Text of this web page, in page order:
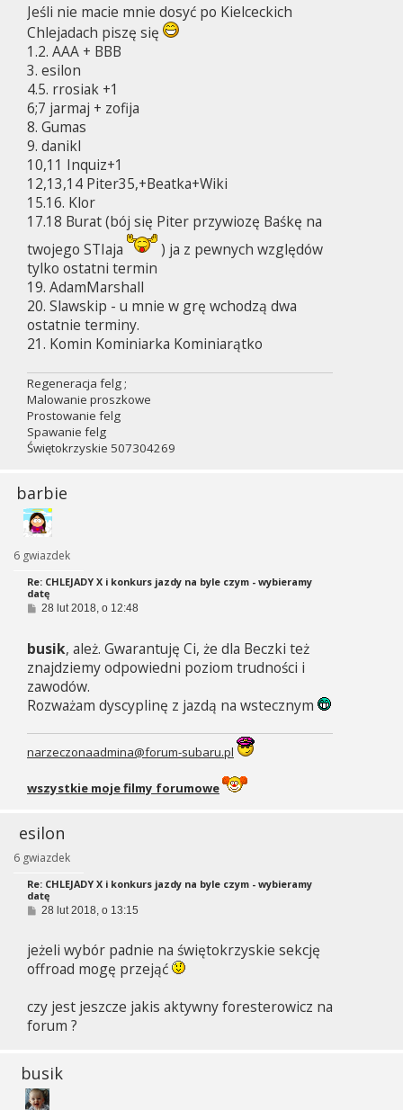
t
Jeśli nie macie mnie dosyć po Kielceckich
Chlejadach piszę się
1.2. AAA + BBB
3. esilon
4.5. rrosiak +1
6;7 jarmaj + zofija
8. Gumas
9. danikl
10,11 Inquiz+1
12,13,14 Piter35,+Beatka+Wiki
15.16. Klor
17.18 Burat (bój się Piter przywiozę Baśkę na
twojego STIaja
) ja z pewnych względów
tylko ostatni termin
19. AdamMarshall
20. Slawskip - u mnie w grę wchodzą dwa
ostatnie terminy.
21. Komin Kominiarka Kominiarątko
Regeneracja felg ;
Malowanie proszkowe
Prostowanie felg
Spawanie felg
Świętokrzyskie 507304269
barbie
6 gwiazdek
Re: CHLEJADY X i konkurs jazdy na byle czym - wybieramy
datę
P
t
28 lut 2018, o 12:48
busik, ależ. Gwarantuję Ci, że dla Beczki też
znajdziemy odpowiedni poziom trudności i
zawodów.
Rozważam dyscyplinę z jazdą na wstecznym
narzeczonaadmina@forum-subaru.pl
wszystkie moje filmy forumowe
esilon
6 gwiazdek
Re: CHLEJADY X i konkurs jazdy na byle czym - wybieramy
datę
P
t
28 lut 2018, o 13:15
jeżeli wybór padnie na świętokrzyskie sekcję
offroad mogę przejąć
czy jest jeszcze jakis aktywny foresterowicz na
forum ?
busik